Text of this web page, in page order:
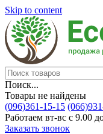
Skip to content
Поиск...
Товары не найдены
(096)361-15-15
Работаем вт-вс с 9.00
Заказать звонок